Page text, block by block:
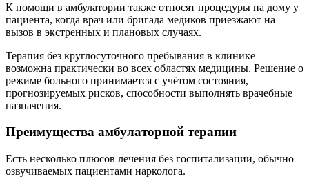
К помощи в амбулатории также относят процедуры на дому у
пациента, когда врач или бригада медиков приезжают на
вызов в экстренных и плановых случаях.
Терапия без круглосуточного пребывания в клинике
возможна практически во всех областях медицины. Решение о
режиме больного принимается с учётом состояния,
прогнозируемых рисков, способности выполнять врачебные
назначения.
Преимущества амбулаторной терапии
Есть несколько плюсов лечения без госпитализации, обычно
озвучиваемых пациентами нарколога.